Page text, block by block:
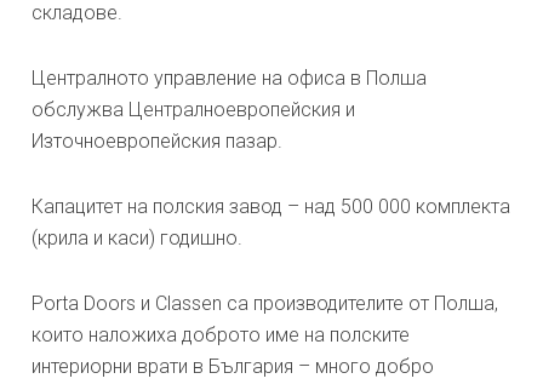
складове.
Централното управление на офиса в Полша
обслужва Централноевропейския и
Източноевропейския пазар.
Капацитет на полския завод – над 500 000 комплекта
(крила и каси) годишно.
Porta Doors и Classen са производителите от Полша,
които наложиха доброто име на полските
интериорни врати в България – много добро